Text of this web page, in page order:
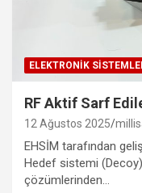
ELEKTRONIK
RF Aktif Sarf
12 Ağustos 2025
EHSİM tarafından
Hedef sistemi
çözümlerinden…